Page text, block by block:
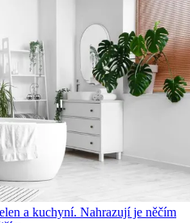
a kuchyní. Nahrazují je něčím